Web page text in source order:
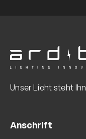
Unser Licht steht
Anschrift